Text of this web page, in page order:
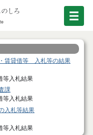
賃貸借等 入札等の結果
等入札結果
課
等入札結果
入札等結果
等入札結果